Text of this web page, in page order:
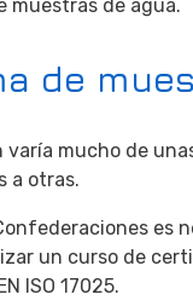
muestras de agua.
de
varía mucho de
a otras.
es
un curso de
ISO 17025.